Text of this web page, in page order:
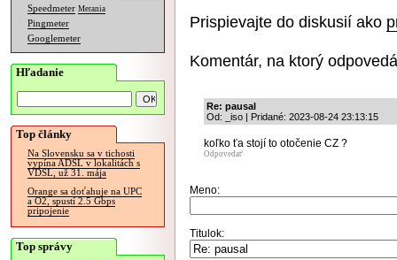
Speedmeter Merania
Pingmeter
Googlemeter
Hľadanie
Top články
Na Slovensku sa v tichosti
vypína ADSL v lokalitách s
VDSL, už 31. mája
Orange sa doťahuje na UPC
a O2, spustí 2.5 Gbps
pripojenie
Top správy
Prispievajte do diskusií ako
Komentár, na ktorý
Re: pausal
Od: _iso | Pridané: 2023-08-24 23:13:15
koľko ťa stojí to otočenie CZ ?
Odpovedať
Meno:
Titulok: